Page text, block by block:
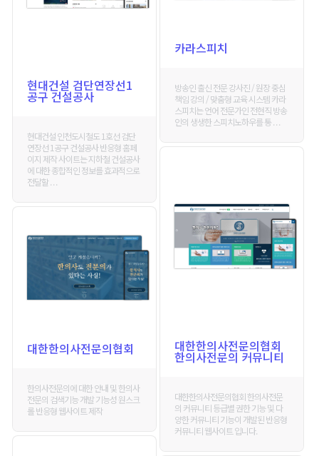
현대건설 검단연장선1
공구 건설공사
현대건설 인천도시철도 1호선 검단
연장선 1공구 건설공사 반응형 홈페
이지 제작 사이트는 지하철 건설공사
에 대한 종합적인 정보를 효과적으로
전달할 . . .
카라스피치
방송인 출신 전문 강사진 / 원장 중심
책임 강의 / 맞춤형 교육 시스템 카라
스피치는 언어 전문가인 전현직 방송
인의 생생한 스피치노하우를 통 . . .
대한한의사전문의협회
한의사전문의 커뮤니티
대한한의사전문의협회 한의사전문
의 커뮤니티 등급별 권한 기능 및 다
양한 커뮤니티 기능이 개발된 반응형
커뮤니티 웹사이트 입니다.
대한한의사전문의협회
한의사전문의에 대한 안내 및 한의사
전문의 검색기능 개발 기능성 원스크
롤 반응형 웹사이트 제작